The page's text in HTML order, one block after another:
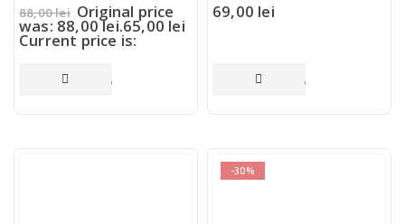
88,00lei Original price
was: 88,00 lei.65,00 lei
Current price is:
65,00 lei.
ADAUGĂ ÎN COȘ
69,00 lei
ADAUGĂ ÎN COȘ
-30%